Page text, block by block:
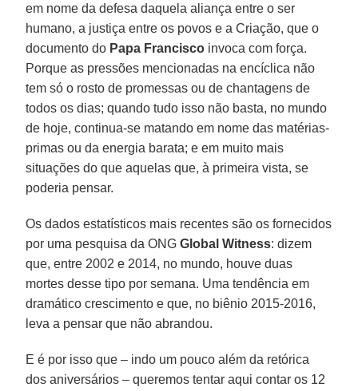
em nome da defesa daquela aliança entre o ser
humano, a justiça entre os povos e a Criação, que o
documento do Papa Francisco invoca com força.
Porque as pressões mencionadas na encíclica não
tem só o rosto de promessas ou de chantagens de
todos os dias; quando tudo isso não basta, no mundo
de hoje, continua-se matando em nome das matérias-
primas ou da energia barata; e em muito mais
situações do que aquelas que, à primeira vista, se
poderia pensar.
Os dados estatísticos mais recentes são os fornecidos
por uma pesquisa da ONGGlobal Witness: dizem
que, entre 2002 e 2014, no mundo, houve duas
mortes desse tipo por semana. Uma tendência em
dramático crescimento e que, no biênio 2015-2016,
leva a pensar que não abrandou.
E é por isso que – indo um pouco além da retórica
dos aniversários – queremos tentar aqui contar os 12